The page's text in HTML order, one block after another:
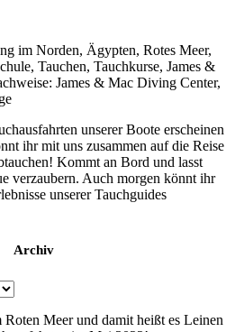
im Norden, Ägypten, Rotes Meer,
Tauchen, Tauchkurse, James &
James & Mac Diving Center,
unserer Boote erscheinen
ihr mit uns zusammen auf die Reise
Kommt an Bord und lasst
verzaubern. Auch morgen könnt ihr
unserer Tauchguides
Archiv
Meer und damit heißt es Leinen